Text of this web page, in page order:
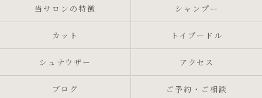
当サロンの特徴 シャンプー
カット トイプードル
シュナウザー アクセス
ブログ ご予約・ご相談